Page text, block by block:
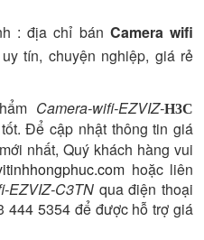
: địa chỉ bán Camera wifi
uy tín, chuyện nghiệp, giá rẻ
Camera-wifi-EZVIZ-H3C
Để cập nhật thông tin giá
nhất, Quý khách hàng vui
hoặc liên
EZVIZ-C3TN qua điện thoại
444 5354 để được hỗ trợ giá